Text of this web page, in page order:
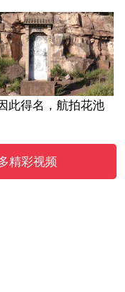
此得名，航拍花池
精彩视频